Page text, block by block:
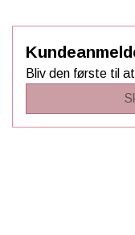
Bliv den første til